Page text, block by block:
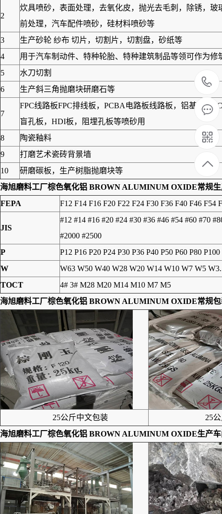
2
炊具喷砂，表面处理，去氧化皮，抛光去毛刺，除锈，
前处理，汽车配件喷砂，硅材料喷砂等
3
生产砂轮 纱布 切片，切割片，切割盘，砂纸等
4
用于汽车制动件、特种轮胎、特种建筑制品等领可作为
5
水刀切割
6
生产斜三角抛磨块研磨石等
7
FPC线路板FPC排线板，PCBA电路板线路板，铝基板，
盲孔板，HDI板，阻埋孔板等喷砂用
8
陶瓷釉料
9
打磨艺术瓷砖背景墙
10
研磨碳板，生产树脂抛磨块等
海旭磨料工厂棕色氧化铝 BROWN ALUMINUM OXIDE常规
FEPA
F12 F14 F16 F20 F22 F24 F30 F36 F40 F46 F54
JIS
#12 #14 #16 #20 #24 #30 #36 #46 #54 #60 #70
#2000 #2500
P
P12 P16 P20 P24 P30 P36 P40 P50 P60 P80
W
W63 W50 W40 W28 W20 W14 W10 W7 W5
TOCT
4# 3# M28 M20 M14 M10 M7 M5
海旭磨料工厂棕色氧化铝 BROWN ALUMINUM OXIDE常规
25公斤中文包装
25公
海旭磨料工厂棕色氧化铝 BROWN ALUMINUM OXIDE生产